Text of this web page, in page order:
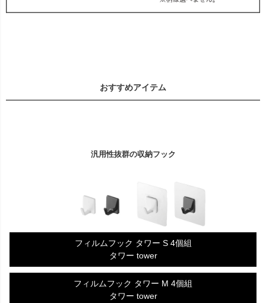
おすすめアイテム
汎用性抜群の収納フック
フィルムフック タワー S 4個組
タワー tower
フィルムフック タワー M 4個組
タワー tower